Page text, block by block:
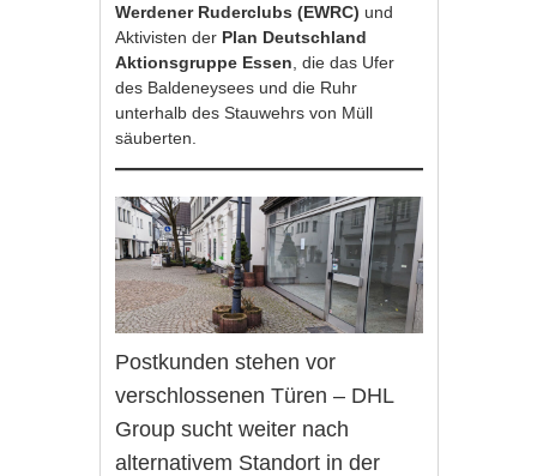
Werdener Ruderclubs (EWRC) und
Aktivisten der Plan Deutschland
Aktionsgruppe Essen , die das Ufer
des Baldeneysees und die Ruhr
unterhalb des Stauwehrs von Müll
säuberten.
Postkunden stehen vor
verschlossenen Türen – DHL
Group sucht weiter nach
alternativem Standort in der